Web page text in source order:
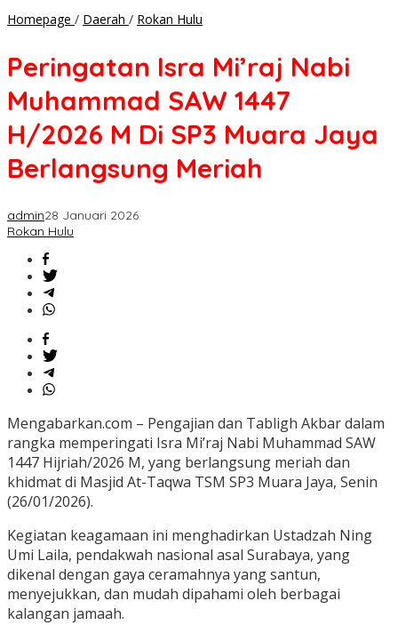
Homepage / Daerah / Rokan Hulu
Nabi
SAW
H/2026
Di
Peringatan Isra Mi’raj Nabi
Muhammad SAW 1447
H/2026 M Di SP3 Muara Jaya
Berlangsung Meriah
admin28 Januari 2026
Rokan Hulu
Mengabarkan.com – Pengajian dan Tabligh Akbar dalam
rangka memperingati Isra Mi’raj Nabi Muhammad SAW
1447 Hijriah/2026 M, yang berlangsung meriah dan
khidmat di Masjid At-Taqwa TSM SP3 Muara Jaya, Senin
(26/01/2026).
Kegiatan keagamaan ini menghadirkan Ustadzah Ning
Umi Laila, pendakwah nasional asal Surabaya, yang
dikenal dengan gaya ceramahnya yang santun,
menyejukkan, dan mudah dipahami oleh berbagai
kalangan jamaah.